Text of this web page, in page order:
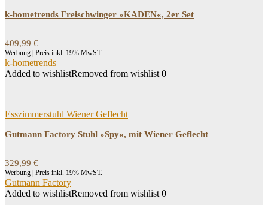
k-hometrends Freischwinger »KADEN«, 2er Set
409,99 €
Werbung | Preis inkl. 19% MwST.
k-hometrends
Added to wishlistRemoved from wishlist 0
Esszimmerstuhl Wiener Geflecht
Gutmann Factory Stuhl »Spy«, mit Wiener Geflecht
329,99 €
Werbung | Preis inkl. 19% MwST.
Gutmann Factory
Added to wishlistRemoved from wishlist 0